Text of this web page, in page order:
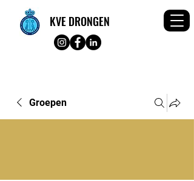
KVE DRONGEN
Groepen